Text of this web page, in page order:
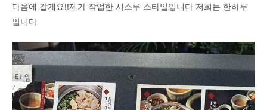
다음에 갈게요!!제가 작업한 시스루 스타일입니다 저희는 한하루
입니다